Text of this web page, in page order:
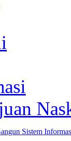
Sistem